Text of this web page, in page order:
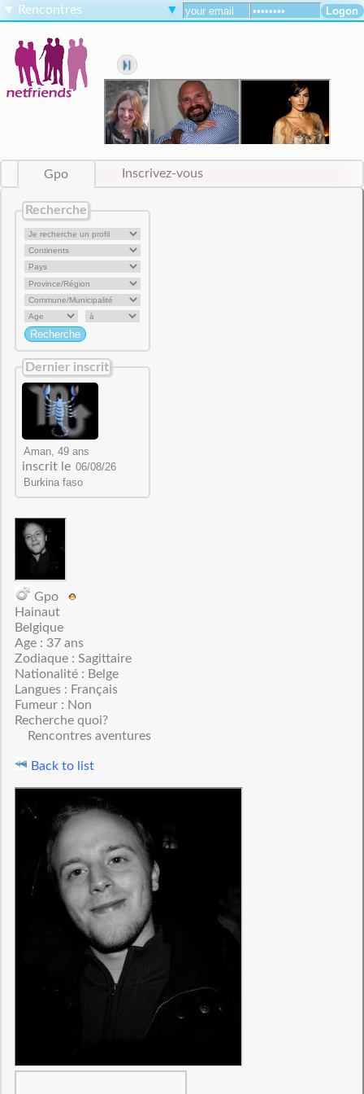
▼ Rencontres ▼
Gpo Inscrivez-vous
Recherche
Dernier inscrit
inscrit le
Gpo
Hainaut
Belgique
Age : 37 ans
Zodiaque : Sagittaire
Nationalité : Belge
Langues : Français
Fumeur : Non
Recherche quoi?
Rencontres aventures
Back to list